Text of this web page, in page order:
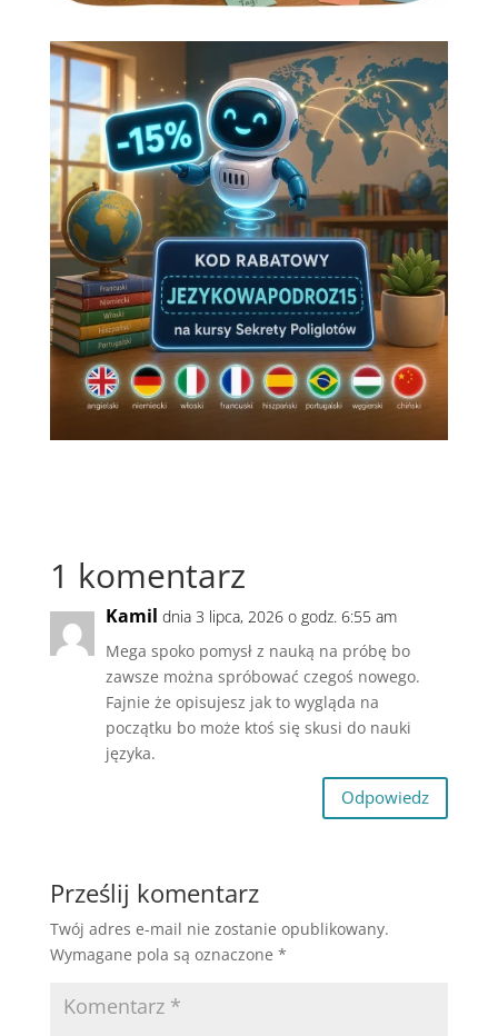
1 komentarz
Kamil dnia 3 lipca, 2026 o godz. 6:55 am
Mega spoko pomysł z nauką na próbę bo
zawsze można spróbować czegoś nowego.
Fajnie że opisujesz jak to wygląda na
początku bo może ktoś się skusi do nauki
języka.
Odpowiedz
Prześlij komentarz
Twój adres e-mail nie zostanie opublikowany.
Wymagane pola są oznaczone *